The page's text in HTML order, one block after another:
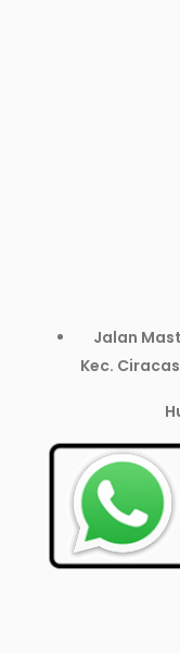
Jalan
Kec.